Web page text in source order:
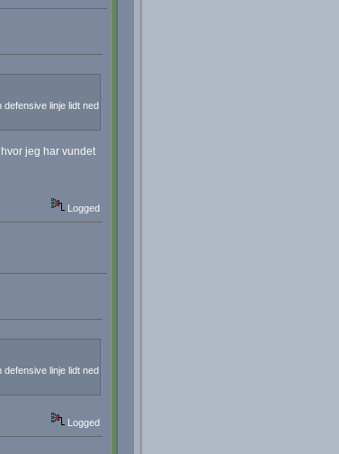
linje lidt ned
jeg har vundet
Logged
linje lidt ned
Logged